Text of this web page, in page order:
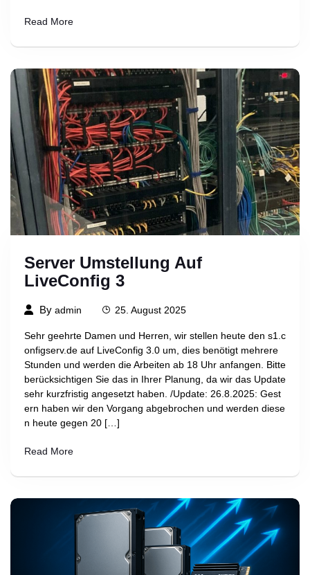
Read More
Server Umstellung Auf
LiveConfig 3
By admin 25. August 2025
Sehr geehrte Damen und Herren, wir stellen heute den s1.c
onfigserv.de auf LiveConfig 3.0 um, dies benötigt mehrere
Stunden und werden die Arbeiten ab 18 Uhr anfangen. Bitte
berücksichtigen Sie das in Ihrer Planung, da wir das Update
sehr kurzfristig angesetzt haben. /Update: 26.8.2025: Gest
ern haben wir den Vorgang abgebrochen und werden diese
n heute gegen 20 […]
Read More